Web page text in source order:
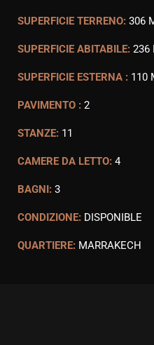
SUPERFICIE TERRENO: 306
SUPERFICIE ABITABILE: 236
SUPERFICIE ESTERNA : 110
PAVIMENTO : 2
STANZE: 11
CAMERE DA LETTO: 4
BAGNI: 3
CONDIZIONE: DISPONIBLE
QUARTIERE: MARRAKECH